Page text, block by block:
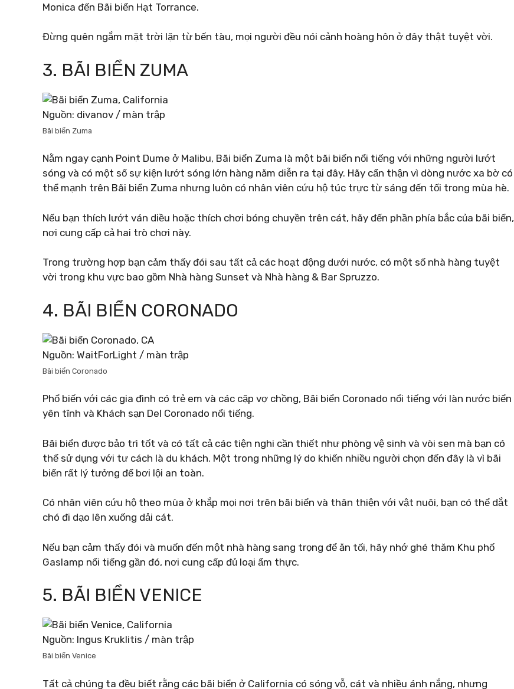
Monica đến Bãi biển Hạt Torrance.
Đừng quên ngắm mặt trời lặn từ bến tàu, mọi người đều nói cảnh hoàng hôn ở đây thật tuyệt vời.
3. BÃI BIỂN ZUMA
Nguồn: divanov / màn trập
Bãi biển Zuma
Nằm ngay cạnh Point Dume ở Malibu, Bãi biển Zuma là một bãi biển nổi tiếng với những người lướt
sóng và có một số sự kiện lướt sóng lớn hàng năm diễn ra tại đây. Hãy cẩn thận vì dòng nước xa bờ có
thể mạnh trên Bãi biển Zuma nhưng luôn có nhân viên cứu hộ túc trực từ sáng đến tối trong mùa hè.
Nếu bạn thích lướt ván diều hoặc thích chơi bóng chuyền trên cát, hãy đến phần phía bắc của bãi biển,
nơi cung cấp cả hai trò chơi này.
Trong trường hợp bạn cảm thấy đói sau tất cả các hoạt động dưới nước, có một số nhà hàng tuyệt
vời trong khu vực bao gồm Nhà hàng Sunset và Nhà hàng & Bar Spruzzo.
4. BÃI BIỂN CORONADO
Nguồn: WaitForLight / màn trập
Bãi biển Coronado
Phổ biến với các gia đình có trẻ em và các cặp vợ chồng, Bãi biển Coronado nổi tiếng với làn nước biển
yên tĩnh và Khách sạn Del Coronado nổi tiếng.
Bãi biển được bảo trì tốt và có tất cả các tiện nghi cần thiết như phòng vệ sinh và vòi sen mà bạn có
thể sử dụng với tư cách là du khách. Một trong những lý do khiến nhiều người chọn đến đây là vì bãi
biển rất lý tưởng để bơi lội an toàn.
Có nhân viên cứu hộ theo mùa ở khắp mọi nơi trên bãi biển và thân thiện với vật nuôi, bạn có thể dắt
chó đi dạo lên xuống dải cát.
Nếu bạn cảm thấy đói và muốn đến một nhà hàng sang trọng để ăn tối, hãy nhớ ghé thăm Khu phố
Gaslamp nổi tiếng gần đó, nơi cung cấp đủ loại ẩm thực.
5. BÃI BIỂN VENICE
Nguồn: Ingus Kruklitis / màn trập
Bãi biển Venice
Tất cả chúng ta đều biết rằng các bãi biển ở California có sóng vỗ, cát và nhiều ánh nắng, nhưng